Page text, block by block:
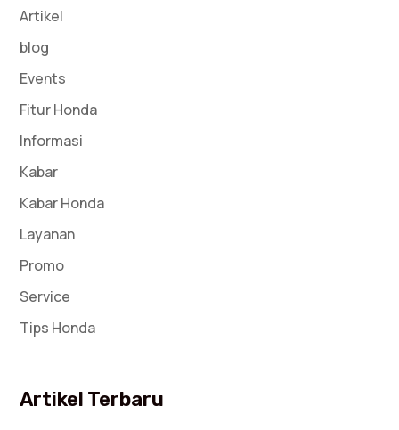
Artikel
blog
Events
Fitur Honda
Informasi
Kabar
Kabar Honda
Layanan
Promo
Service
Tips Honda
Artikel Terbaru